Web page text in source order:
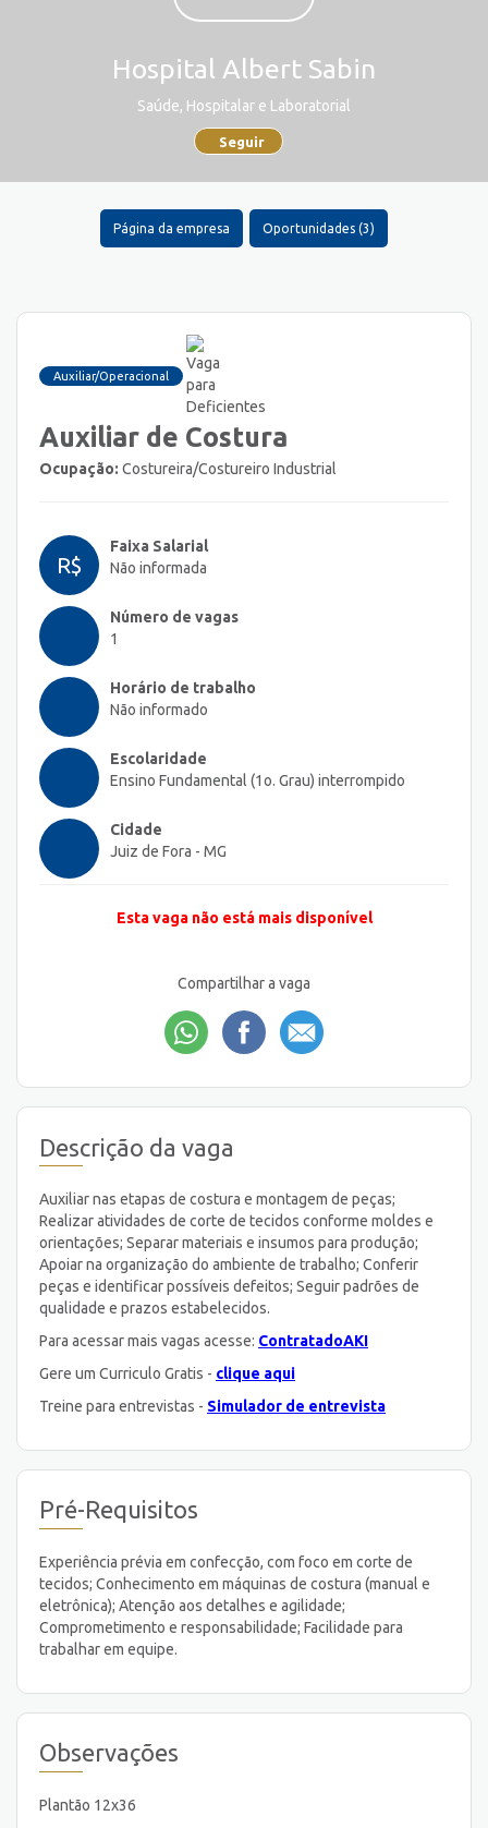
Hospital Albert Sabin
Saúde, Hospitalar e Laboratorial
Seguir
Página da empresa Oportunidades (3)
Auxiliar/Operacional
Auxiliar de Costura
Ocupação: Costureira/Costureiro Industrial
R$
Faixa Salarial
Não informada
Número de vagas
1
Horário de trabalho
Não informado
Escolaridade
Ensino Fundamental (1o. Grau) interrompido
Cidade
Juiz de Fora - MG
Esta vaga não está mais disponível
Compartilhar a vaga
Descrição da vaga
Auxiliar nas etapas de costura e montagem de peças;
Realizar atividades de corte de tecidos conforme moldes e
orientações; Separar materiais e insumos para produção;
Apoiar na organização do ambiente de trabalho; Conferir
peças e identificar possíveis defeitos; Seguir padrões de
qualidade e prazos estabelecidos.
Para acessar mais vagas acesse: ContratadoAKI
Gere um Curriculo Gratis - clique aqui
Treine para entrevistas - Simulador de entrevista
Pré-Requisitos
Experiência prévia em confecção, com foco em corte de
tecidos; Conhecimento em máquinas de costura (manual e
eletrônica); Atenção aos detalhes e agilidade;
Comprometimento e responsabilidade; Facilidade para
trabalhar em equipe.
Observações
Plantão 12x36